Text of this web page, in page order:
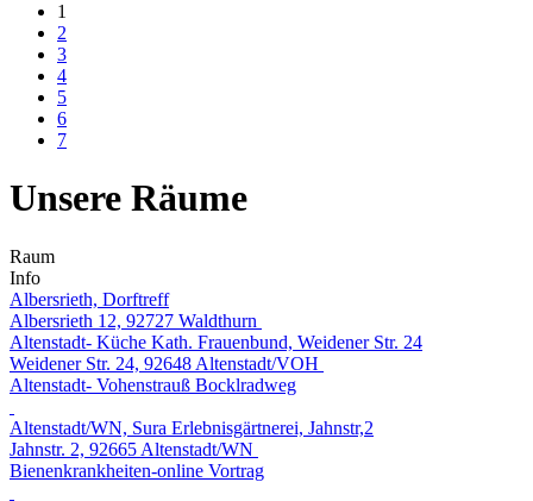
1
2
3
4
5
6
7
Unsere Räume
Raum
Info
Albersrieth, Dorftreff
Albersrieth 12, 92727 Waldthurn
Altenstadt- Küche Kath. Frauenbund, Weidener Str. 24
Weidener Str. 24, 92648 Altenstadt/VOH
Altenstadt- Vohenstrauß Bocklradweg
Altenstadt/WN, Sura Erlebnisgärtnerei, Jahnstr,2
Jahnstr. 2, 92665 Altenstadt/WN
Bienenkrankheiten-online Vortrag